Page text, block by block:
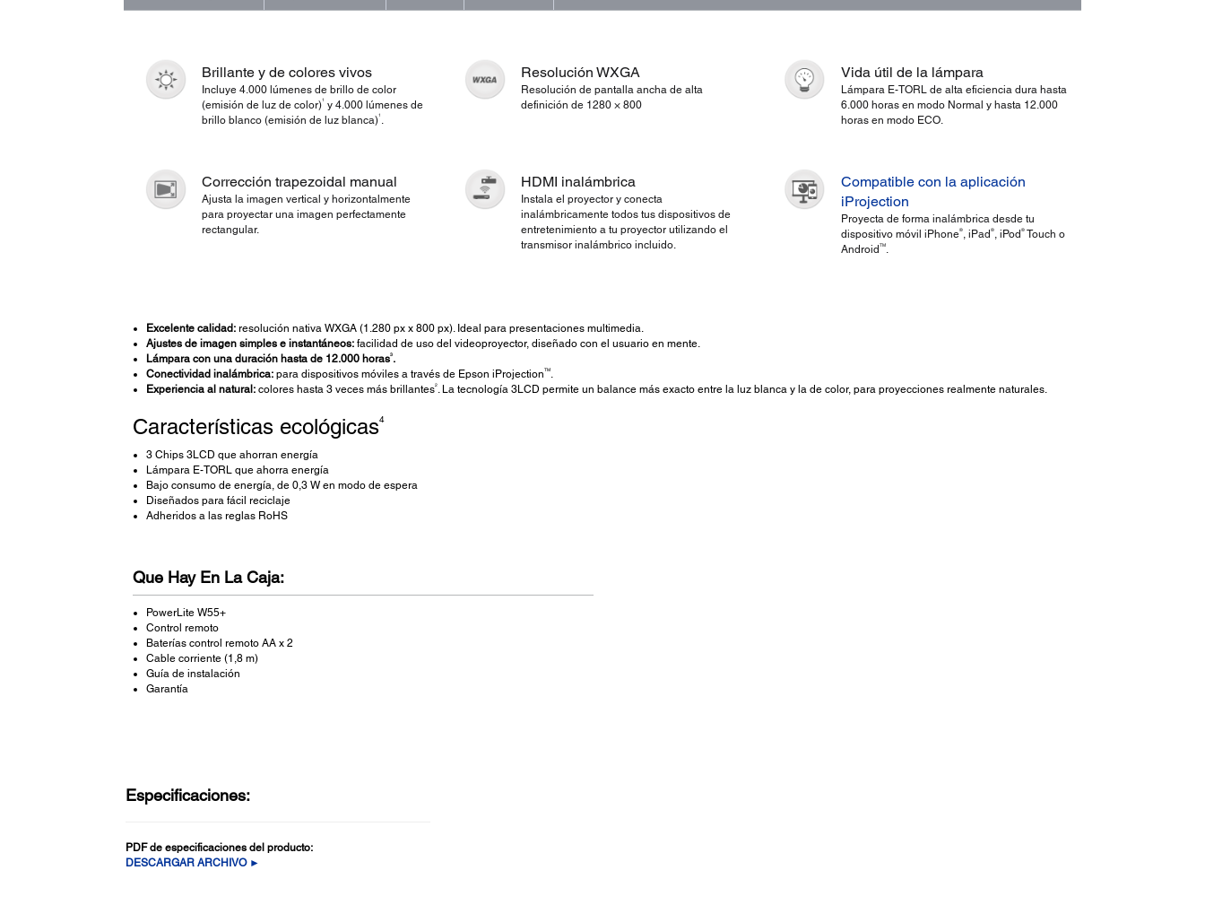
Brillante y de colores vivos
Incluye 4.000 lúmenes de brillo de color
(emisión de luz de color)1
y 4.000 lúmenes de
brillo blanco (emisión de luz blanca)1
Resolución WXGA
Resolución de pantalla ancha de alta
definición de 1280 × 800
Vida útil de la lámpara
Lámpara E-TORL de alta eficiencia dura hasta
6.000 horas en modo Normal y hasta 12.000
horas en modo ECO.
Corrección trapezoidal manual
Ajusta la imagen vertical y horizontalmente
para proyectar una imagen perfectamente
rectangular.
HDMI inalámbrica
Instala el proyector y conecta
inalámbricamente todos tus dispositivos de
entretenimiento a tu proyector utilizando el
transmisor inalámbrico incluido.
Compatible con la aplicación
iProjection
Proyecta de forma inalámbrica desde tu
dispositivo móvil iPhone®, iPad ®, iPod ®Touch o
Android TM.
Excelente calidad:resolución nativa WXGA (1.280 px x 800 px). Ideal para presentaciones multimedia.
Ajustes de imagen simples e instantáneos:facilidad de uso del videoproyector, diseñado con el usuario en mente.
Lámpara con una duración hasta de 12.000 horas3.
Conectividad inalámbrica:para dispositivos móviles a través de Epson iProjection TM.
Experiencia al natural:colores hasta 3 veces más brillantes2. La tecnología 3LCD permite un balance más exacto entre la luz blanca y la de color, para proyecciones realmente naturales.
Características ecológicas4
3 Chips 3LCD que ahorran energía
Lámpara E-TORL que ahorra energía
Bajo consumo de energía, de 0,3 W en modo de espera
Diseñados para fácil reciclaje
Adheridos a las reglas RoHS
Que Hay En La Caja:
PowerLite W55+
Control remoto
Baterías control remoto AA x 2
Cable corriente (1,8 m)
Guía de instalación
Garantía
Especificaciones:
PDF de especificaciones del producto:
DESCARGAR ARCHIVO ►